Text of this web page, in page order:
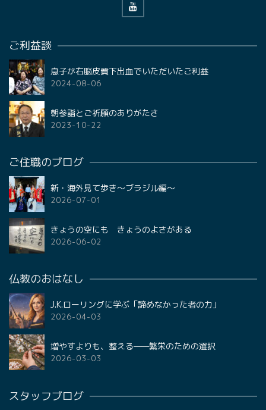
ご利益談
息子が右脳皮質下出血でいただいたご利益
2024-08-06
朝参詣とご祈願のありがたさ
2023-10-22
ご住職のブログ
新・海外見て歩き〜ブラジル編〜
2026-07-01
きょうの空にも きょうのよさがある
2026-06-02
仏教のおはなし
J.K.ローリングに学ぶ「諦めなかった者の力」
2026-04-03
増やすよりも、整える——繁栄のための選択
2026-03-03
スタッフブログ